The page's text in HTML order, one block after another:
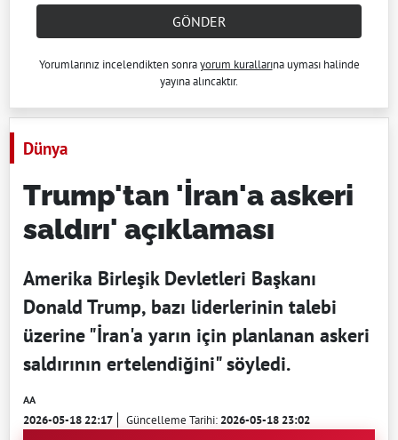
GÖNDER
Yorumlarınız incelendikten sonrayorum kurallarına uyması halinde
yayına alıncaktır.
Dünya
Trump'tan 'İran'a askeri
saldırı' açıklaması
Amerika Birleşik Devletleri Başkanı
Donald Trump, bazı liderlerinin talebi
üzerine "İran'a yarın için planlanan askeri
saldırının ertelendiğini" söyledi.
AA
2026-05-18 22:17 Güncelleme Tarihi:2026-05-18 23:02